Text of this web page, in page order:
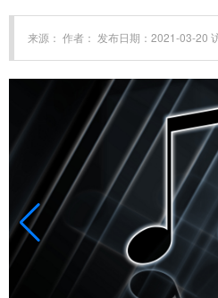
来源： 作者： 发布日期：2021-03-20